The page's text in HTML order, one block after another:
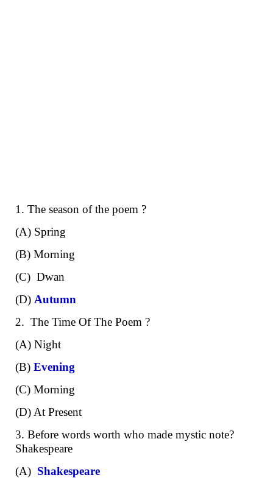
1. The season of the poem ?
(A) Spring
(B) Morning
(C) Dwan
(D) Autumn
2. The Time Of The Poem ?
(A) Night
(B) Evening
(C) Morning
(D) At Present
3. Before words worth who made mystic note?
Shakespeare
(A) Shakespeare